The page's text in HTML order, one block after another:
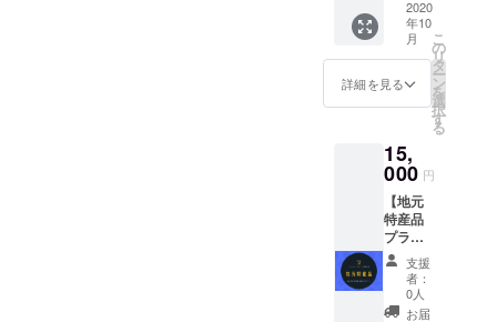
となる
場合が
ござい
で、予
めご了
※夢叶名
刺作成
講座は
東海地
方での
開催に
なりま
すので
よろし
くお願
ます。
ただき
ます。
交通費
は、各
自ご負
お願い
しま
す。 住
所 〒
501-
4517 岐
阜県郡
上市和
良町沢
497-1
製ハチ
ミツ』
お2つ１
０００
ｍｌ 非
加熱の
はちみ
備いた
しまし
た。 普
段は１
本６９
８０円
するは
ちみつ
を ２本
つけて
2020
年10
月
詳細を見る
こ
の
リ
タ
ー
ン
を
選
択
す
る
15,
000 円
【地元
特産品
プラ
ン】 地
元にあ
る特産
品の詰
支援
者：
0人
お届